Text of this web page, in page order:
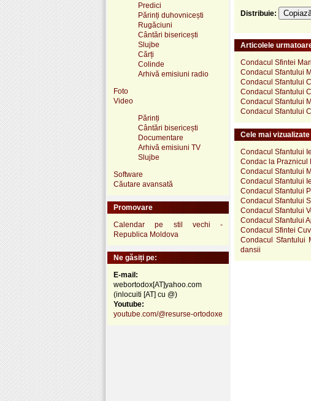
Distribuie:
Articolele
Condacul Sfintei
Condacul Sfantului
Condacul Sfantului
Condacul Sfantului
Condacul Sfantului
Condacul Sfantului
Cele mai
Condacul Sfantului
Condac la Praznicul
Condacul Sfantului
Condacul Sfantului
Condacul Sfantului
Condacul Sfantului
Condacul Sfantului
Condacul Sfantului
Condacul Sfintei
Condacul Sfantului
dansii
Predici
Părinți duhovnicești
Rugăciuni
Cântări bisericești
Slujbe
Cărți
Colinde
Arhivă emisiuni radio
Foto
Video
Părinți
Cântări bisericești
Documentare
Arhivă emisiuni TV
Slujbe
Software
Căutare avansată
Promovare
Calendar pe stil vechi -
Republica Moldova
Ne găsiți pe:
E-mail:
webortodox[AT]yahoo.com
(inlocuiti [AT] cu @)
Youtube:
youtube.com/@resurse-ortodoxe